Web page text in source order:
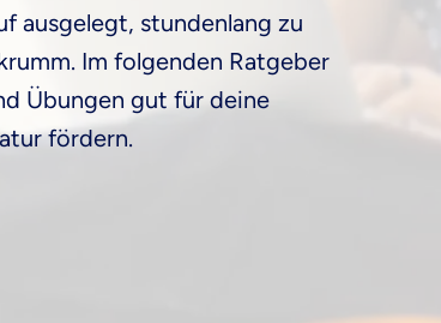
ausgelegt, stundenlang zu
Im folgenden Ratgeber
Übungen gut für deine
fördern.